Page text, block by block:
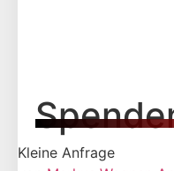
Kleine Anfrage